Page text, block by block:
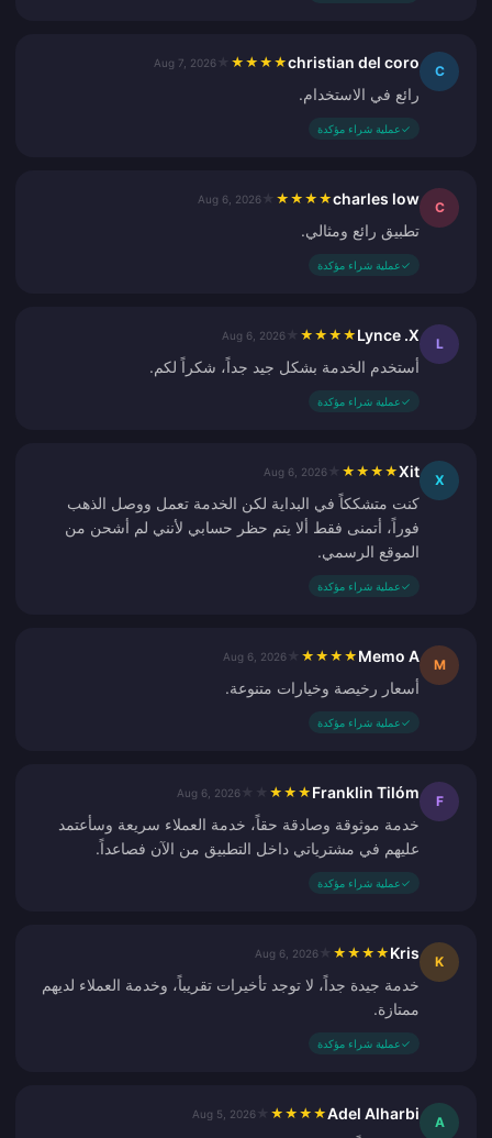
C
christian del coro
★
★
★
★
Aug 7, 2026
رائع في الاستخدام.
✓عملية شراء مؤكدة
C
charles low
★
★
★
★
Aug 6, 2026
تطبيق رائع ومثالي.
✓عملية شراء مؤكدة
L
Lynce .X
★
★
★
★
Aug 6, 2026
أستخدم الخدمة بشكل جيد جداً، شكراً لكم.
✓عملية شراء مؤكدة
X
Xit
★
★
★
★
Aug 6, 2026
كنت متشككاً في البداية لكن الخدمة تعمل ووصل الذهب
فوراً، أتمنى فقط ألا يتم حظر حسابي لأنني لم أشحن من
الموقع الرسمي.
✓عملية شراء مؤكدة
M
Memo A
★
★
★
★
Aug 6, 2026
أسعار رخيصة وخيارات متنوعة.
✓عملية شراء مؤكدة
F
Franklin Tilóm
★
★
★
Aug 6, 2026
خدمة موثوقة وصادقة حقاً، خدمة العملاء سريعة وسأعتمد
عليهم في مشترياتي داخل التطبيق من الآن فصاعداً.
✓عملية شراء مؤكدة
K
Kris
★
★
★
★
Aug 6, 2026
خدمة جيدة جداً، لا توجد تأخيرات تقريباً، وخدمة العملاء لديهم
ممتازة.
✓عملية شراء مؤكدة
A
Adel Alharbi
★
★
★
★
Aug 5, 2026